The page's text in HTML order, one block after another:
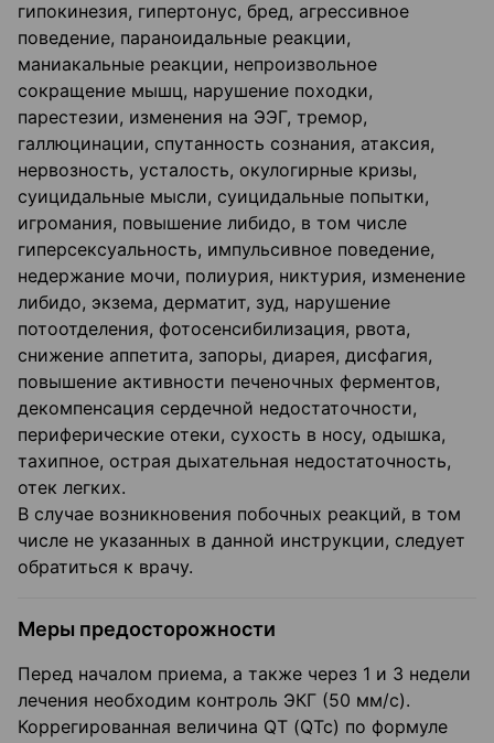
гипокинезия, гипертонус, бред, агрессивное
поведение, параноидальные реакции,
маниакальные реакции, непроизвольное
сокращение мышц, нарушение походки,
парестезии, изменения на ЭЭГ, тремор,
галлюцинации, спутанность сознания, атаксия,
нервозность, усталость, окулогирные кризы,
суицидальные мысли, суицидальные попытки,
игромания, повышение либидо, в том числе
гиперсексуальность, импульсивное поведение,
недержание мочи, полиурия, никтурия, изменение
либидо, экзема, дерматит, зуд, нарушение
потоотделения, фотосенсибилизация, рвота,
снижение аппетита, запоры, диарея, дисфагия,
повышение активности печеночных ферментов,
декомпенсация сердечной недостаточности,
периферические отеки, сухость в носу, одышка,
тахипное, острая дыхательная недостаточность,
отек легких.
В случае возникновения побочных реакций, в том
числе не указанных в данной инструкции, следует
обратиться к врачу.
Меры предосторожности
Перед началом приема, а также через 1 и 3 недели
лечения необходим контроль ЭКГ (50 мм/с).
Коррегированная величина QT (QTc) по формуле